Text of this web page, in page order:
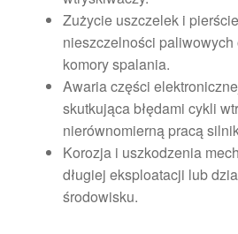
Zużycie uszczelek i
nieszczelności
komory spalania.
Awaria części
skutkująca błędami cykli
nierównomierną pracą
Korozja i uszkodzenia
długiej eksploatacji lub
środowisku.